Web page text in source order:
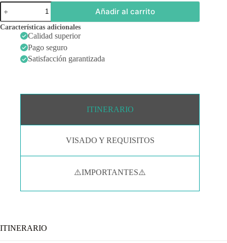
Islandia
increíble
cantidad
Añadir al carrito
Características adicionales
Calidad superior
Pago seguro
Satisfacción garantizada
ITINERARIO
VISADO Y REQUISITOS
⚠️IMPORTANTES⚠️
ITINERARIO